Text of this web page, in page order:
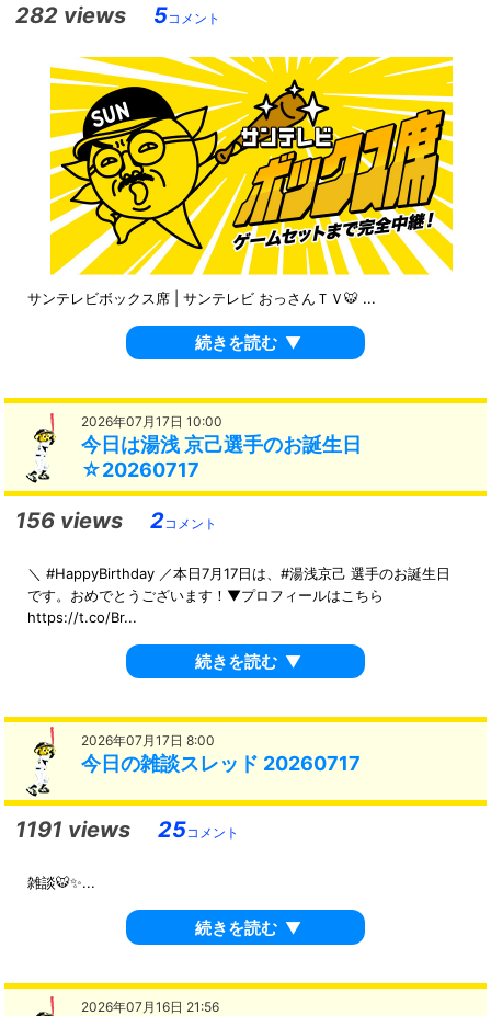
282 views 5コメント
サンテレビボックス席 | サンテレビ おっさんＴＶ🐯 ...
続きを読む ▼
2026年07月17日 10:00
今日は湯浅 京己選手のお誕生日
☆20260717
156 views 2コメント
＼ #HappyBirthday ／本日7月17日は、#湯浅京己 選手のお誕生日
です。おめでとうございます！▼プロフィールはこちら
https://t.co/Br...
続きを読む ▼
2026年07月17日 8:00
今日の雑談スレッド 20260717
1191 views 25コメント
雑談🐯✨...
続きを読む ▼
2026年07月16日 21:56